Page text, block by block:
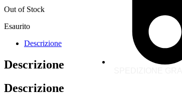
Out of Stock
Esaurito
Descrizione
Descrizione
Descrizione